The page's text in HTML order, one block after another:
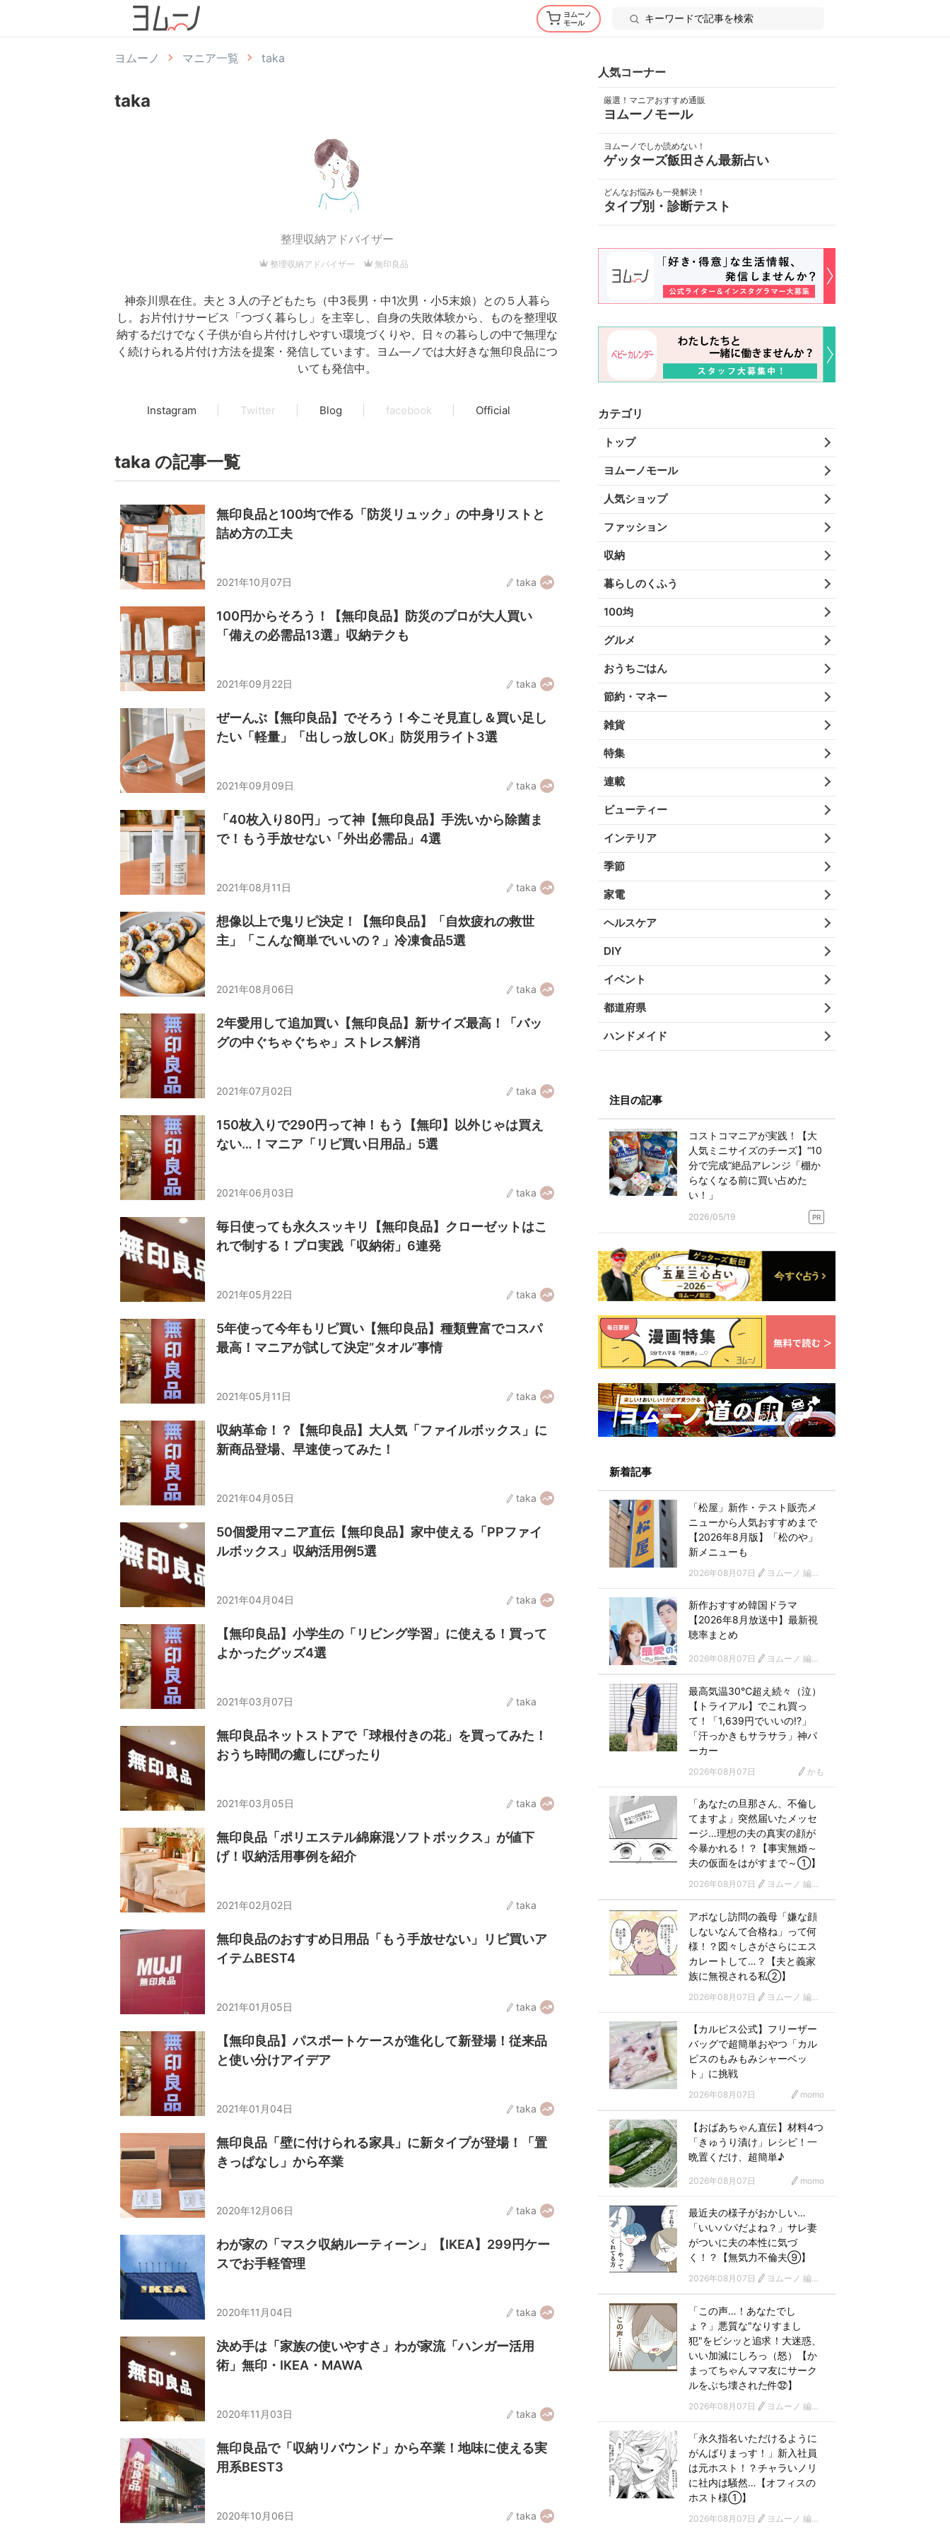
ヨムーノ
モール
ヨムーノ マニア一覧 taka
taka
整理収納アドバイザー
整理収納アドバイザー 無印良品
神奈川県在住。夫と３人の子どもたち（中3長男・中1次男・小5末娘）との５人暮ら
し。お片付けサービス「つづく暮らし」を主宰し、自身の失敗体験から、ものを整理収
納するだけでなく子供が自ら片付けしやすい環境づくりや、日々の暮らしの中で無理な
く続けられる片付け方法を提案・発信しています。ヨム―ノでは大好きな無印良品につ
いても発信中。
Instagram Twitter Blog facebook Official
taka の記事一覧
無印良品と100均で作る「防災リュック」の中身リストと
詰め方の工夫
2021年10月07日 taka
100円からそろう！【無印良品】防災のプロが大人買い
「備えの必需品13選」収納テクも
2021年09月22日 taka
ぜーんぶ【無印良品】でそろう！今こそ見直し＆買い足し
たい「軽量」「出しっ放しOK」防災用ライト3選
2021年09月09日 taka
「40枚入り80円」って神【無印良品】手洗いから除菌ま
で！もう手放せない「外出必需品」4選
2021年08月11日 taka
想像以上で鬼リピ決定！【無印良品】「自炊疲れの救世
主」「こんな簡単でいいの？」冷凍食品5選
2021年08月06日 taka
2年愛用して追加買い【無印良品】新サイズ最高！「バッ
グの中ぐちゃぐちゃ」ストレス解消
2021年07月02日 taka
150枚入りで290円って神！もう【無印】以外じゃは買え
ない…！マニア「リピ買い日用品」5選
2021年06月03日 taka
毎日使っても永久スッキリ【無印良品】クローゼットはこ
れで制する！プロ実践「収納術」6連発
2021年05月22日 taka
5年使って今年もリピ買い【無印良品】種類豊富でコスパ
最高！マニアが試して決定”タオル”事情
2021年05月11日 taka
収納革命！？【無印良品】大人気「ファイルボックス」に
新商品登場、早速使ってみた！
2021年04月05日 taka
50個愛用マニア直伝【無印良品】家中使える「PPファイ
ルボックス」収納活用例5選
2021年04月04日 taka
【無印良品】小学生の「リビング学習」に使える！買って
よかったグッズ4選
2021年03月07日 taka
無印良品ネットストアで「球根付きの花」を買ってみた！
おうち時間の癒しにぴったり
2021年03月05日 taka
無印良品「ポリエステル綿麻混ソフトボックス」が値下
げ！収納活用事例を紹介
2021年02月02日 taka
無印良品のおすすめ日用品「もう手放せない」リピ買いア
イテムBEST4
2021年01月05日 taka
【無印良品】パスポートケースが進化して新登場！従来品
と使い分けアイデア
2021年01月04日 taka
無印良品「壁に付けられる家具」に新タイプが登場！「置
きっぱなし」から卒業
2020年12月06日 taka
わが家の「マスク収納ルーティーン」【IKEA】299円ケー
スでお手軽管理
2020年11月04日 taka
決め手は「家族の使いやすさ」わが家流「ハンガー活用
術」無印・IKEA・MAWA
2020年11月03日 taka
無印良品で「収納リバウンド」から卒業！地味に使える実
用系BEST3
2020年10月06日 taka
人気コーナー
厳選！マニアおすすめ通販
ヨムーノモール
ヨムーノでしか読めない！
ゲッターズ飯田さん最新占い
どんなお悩みも一発解決！
タイプ別・診断テスト
カテゴリ
トップ
ヨムーノモール
人気ショップ
ファッション
収納
暮らしのくふう
100均
グルメ
おうちごはん
節約・マネー
雑貨
特集
連載
ビューティー
インテリア
季節
家電
ヘルスケア
DIY
イベント
都道府県
ハンドメイド
注目の記事
コストコマニアが実践！【大
人気ミニサイズのチーズ】“10
分で完成”絶品アレンジ「棚か
らなくなる前に買い占めた
い！」
2026/05/19 PR
新着記事
「松屋」新作・テスト販売メ
ニューから人気おすすめまで
【2026年8月版】「松のや」
新メニューも
2026年08月07日 ヨムーノ 編集部
新作おすすめ韓国ドラマ
【2026年8月放送中】最新視
聴率まとめ
2026年08月07日 ヨムーノ 編集部 韓国ドラマチーム
最高気温30℃超え続々（泣）
【トライアル】でこれ買っ
て！「1,639円でいいの!?」
「汗っかきもサラサラ」神パ
ーカー
2026年08月07日 かも
「あなたの旦那さん、不倫し
てますよ」突然届いたメッセ
ージ…理想の夫の真実の顔が
今暴かれる！？【事実無婚～
夫の仮面をはがすまで～①】
2026年08月07日 ヨムーノ 編集部 漫画チーム
アポなし訪問の義母「嫌な顔
しないなんて合格ね」って何
様！？図々しさがさらにエス
カレートして…？【夫と義家
族に無視される私②】
2026年08月07日 ヨムーノ 編集部 漫画チーム
【カルピス公式】フリーザー
バッグで超簡単おやつ「カル
ピスのもみもみシャーベッ
ト」に挑戦
2026年08月07日 momo
【おばあちゃん直伝】材料4つ
「きゅうり漬け」レシピ！一
晩置くだけ、超簡単♪
2026年08月07日 momo
最近夫の様子がおかしい…
「いいパパだよね？」サレ妻
がついに夫の本性に気づ
く！？【無気力不倫夫⑨】
2026年08月07日 ヨムーノ 編集部 漫画チーム
「この声…！あなたでし
ょ？」悪質な"なりすまし
犯"をビシッと追求！大迷惑、
いい加減にしろっ（怒）【か
まってちゃんママ友にサーク
ルをぶち壊された件㉜】
2026年08月07日 ヨムーノ 編集部 漫画チーム
「永久指名いただけるように
がんばりまっす！」新入社員
は元ホスト！？チャラいノリ
に社内は騒然…【オフィスの
ホスト様①】
2026年08月07日 ヨムーノ 編集部 漫画チーム